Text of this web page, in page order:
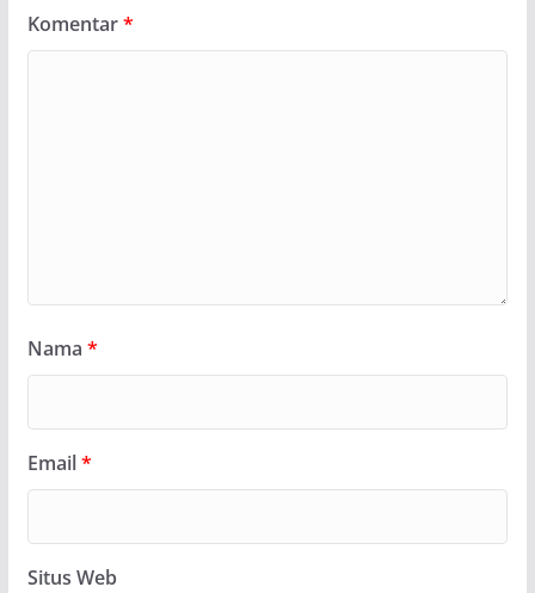
Komentar*
Nama *
Email*
Situs Web